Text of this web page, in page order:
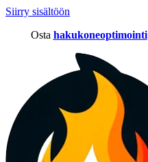
Siirry sisältöön
Osta hakukoneoptimointi